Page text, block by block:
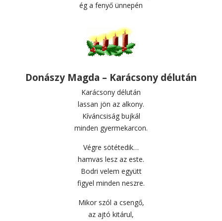
ég a fenyő ünnepén
Donászy Magda – Karácsony délután
Karácsony délután
lassan jön az alkony.
Kíváncsiság bujkál
minden gyermekarcon.
Végre sötétedik…
hamvas lesz az este.
Bodri velem együtt
figyel minden neszre.
Mikor szól a csengő,
az ajtó kitárul,